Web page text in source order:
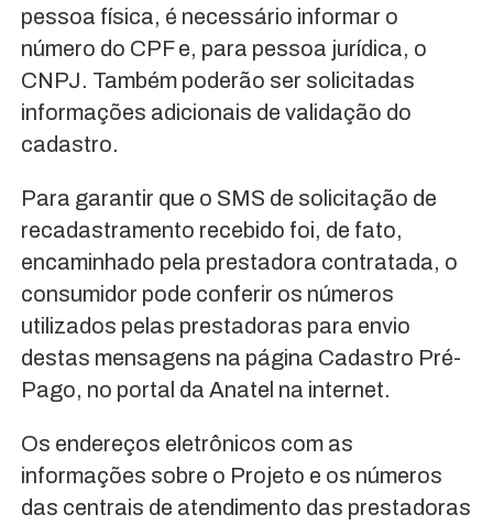
pessoa física, é necessário informar o
número do CPF e, para pessoa jurídica, o
CNPJ. Também poderão ser solicitadas
informações adicionais de validação do
cadastro.
Para garantir que o SMS de solicitação de
recadastramento recebido foi, de fato,
encaminhado pela prestadora contratada, o
consumidor pode conferir os números
utilizados pelas prestadoras para envio
destas mensagens na página Cadastro Pré-
Pago, no portal da Anatel na internet.
Os endereços eletrônicos com as
informações sobre o Projeto e os números
das centrais de atendimento das prestadoras